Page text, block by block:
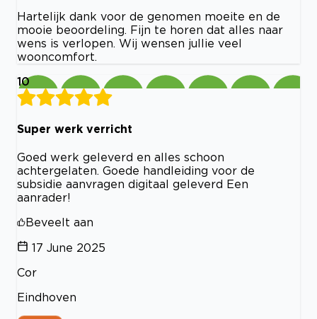
Hartelijk dank voor de genomen moeite en de
mooie beoordeling. Fijn te horen dat alles naar
wens is verlopen. Wij wensen jullie veel
wooncomfort.
10
Super werk verricht
Goed werk geleverd en alles schoon
achtergelaten. Goede handleiding voor de
subsidie aanvragen digitaal geleverd Een
aanrader!
Beveelt aan
17 June 2025
Cor
Eindhoven